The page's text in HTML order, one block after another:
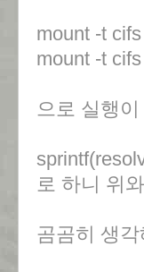
mount -t
mount -t
으로 실행
로 하니 위
곰곰히 생